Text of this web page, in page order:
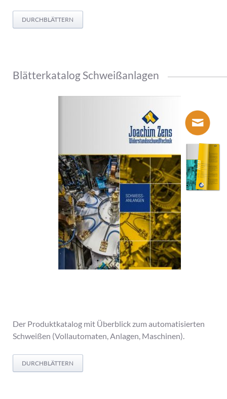
DURCHBLÄTTERN
Blätterkatalog Schweißanlagen
Der Produktkatalog mit Überblick zum automatisierten
Schweißen (Vollautomaten, Anlagen, Maschinen).
DURCHBLÄTTERN